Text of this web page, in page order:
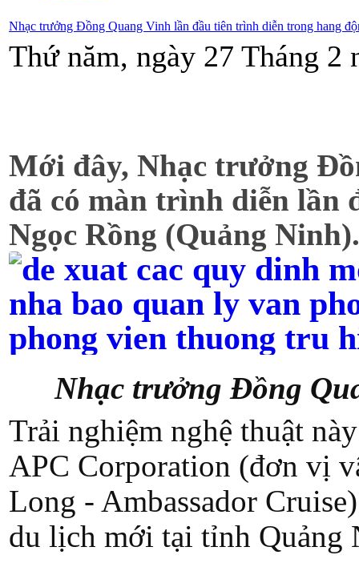
Nhạc trưởng Đồng Quang Vinh lần đầu tiên trình diễn trong hang
Thứ năm, ngày 27 Tháng 2
Mới đây, Nhạc trưởng
đã có màn trình diễn lần
Ngọc Rồng (Quảng Ninh).
Nhạc trưởng Đồng
Trải nghiệm nghệ thuật
APC Corporation (đơn vị
Long - Ambassador
du lịch mới tại tỉnh Quảng